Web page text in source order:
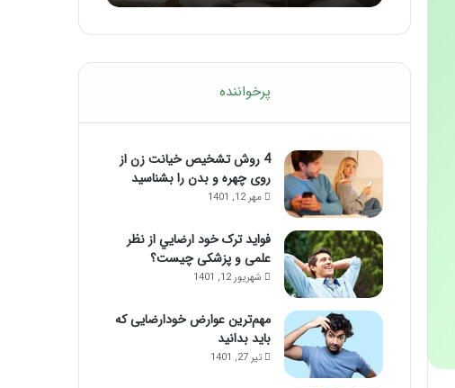
پرخواننده
4 روش تشخیص خیانت زن از
روی چهره و بدن را بشناسید
مهر 12, 1401
فواید ترک خود ارضايي از نظر
علمی و پزشکی چیست؟
شهریور 12, 1401
مهم‌ترین عوارض خودارضایی که
باید بدانید
تیر 27, 1401